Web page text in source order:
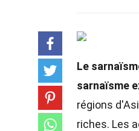
Le
sarnaïsme
régions
riches. Les